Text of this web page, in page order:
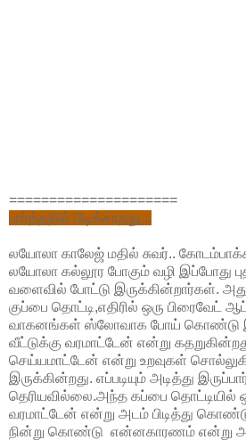
=====================
பார்த்ததில் பிடிக்காதது...
லயோலா காலேஜ் மதில் சுவர்..
லயோலா கல்லூர போகும் வழி இப்போது
வளைவில் போட்டு இருக்கின்றார்கள்.
குப்பை தொட்டி,எதிரில் ஒரு பிரைவேட்
வாகனங்கள் ஸ்லோவாக போய் கொண்டு
வீட்டுக்கு வரமாட்டேன் என்று
செய்யமாட்டேன் என்று உறவுகள்
இருக்கின்றது. எப்படியும் அடித்து
தெரியவில்லை.அந்த கப்பை
வரமாட்டேன் என்று அடம் பிடித்து
நின்று கொண்டு என்னகாரணம் என்று